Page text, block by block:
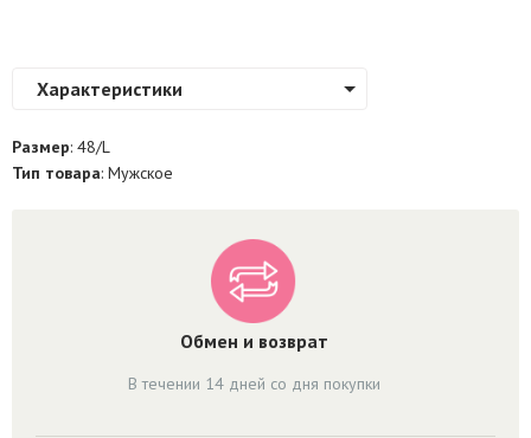
Обмен и возврат
В течении 14 дней со дня покупки
Характеристики
Размер: 48/L
Тип товара: Мужское